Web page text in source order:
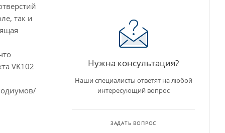
так и
VK102
Нужна консультация?
Наши специалисты ответят на любой
интересующий вопрос
ЗАДАТЬ ВОПРОС